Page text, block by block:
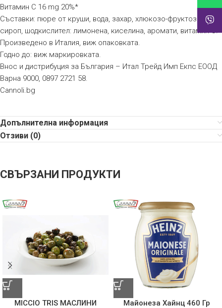
Витамин C 16 mg 20%*
Съставки: пюре от круши, вода, захар, хлюкозо-фруктозен
сироп, шодкислител: лимонена, киселина, аромати, витамин С.
Произведено в Италия, виж опаковката.
Годно до: виж маркировката.
Внос и дистрибуция за България – Итал Трейд Имп Екпс ЕООД
Варна 9000, 0897 2721 58.
Cannoli.bg
Допълнителна информация
Отзиви (0)
СВЪРЗАНИ ПРОДУКТИ
MICCIO TRIS МАСЛИНИ
Майонеза Хайнц 460 Гр